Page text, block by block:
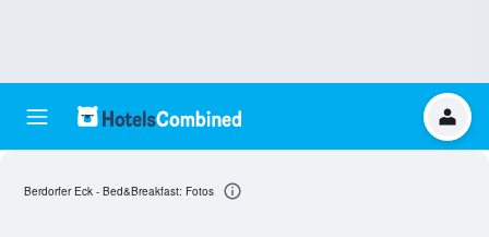
Berdorfer Eck - Bed&Breakfast: Fotos